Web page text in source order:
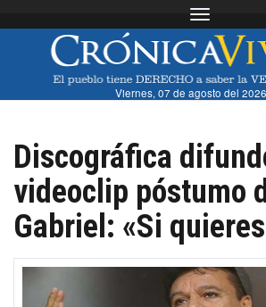
Toggle
Viernes, 07 de agosto del 2026
Discográfica
videoclip póstumo
Gabriel: «Si